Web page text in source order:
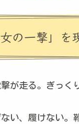
の一撃」を
が走る。ぎっく
い、履けない。